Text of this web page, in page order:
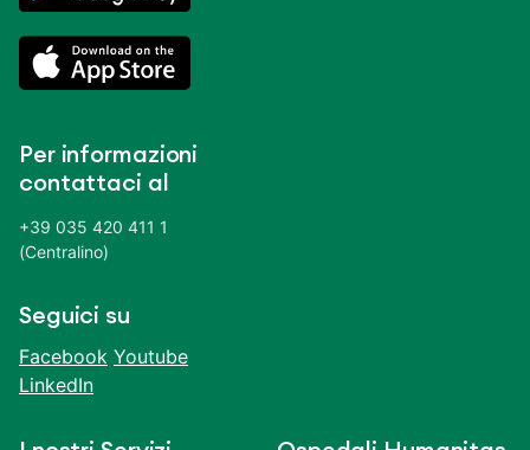
Per informazioni
contattaci al
+39 035 420 411 1
(Centralino)
Seguici su
Facebook Youtube
LinkedIn